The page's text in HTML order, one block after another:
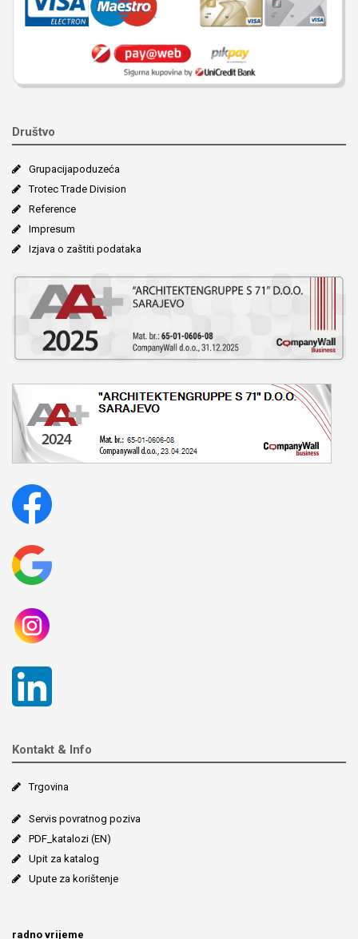
Društvo
Grupacija­poduzeća
Trotec Trade Division
Reference
Impresum
Izjava o zaštiti podataka
Kontakt & Info
Trgovina
Servis povratnog poziva
PDF_katalozi (EN)
Upit za katalog
Upute za korištenje
radno vrijeme